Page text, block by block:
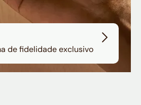
de fidelidade exclusivo